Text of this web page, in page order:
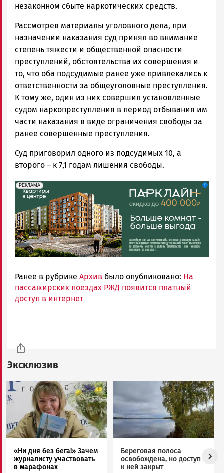
незаконном сбыте наркотических средств.
Рассмотрев материалы уголовного дела, при
назначении наказания суд принял во внимание
степень тяжести и общественной опасности
преступлений, обстоятельства их совершения и
то, что оба подсудимые ранее уже привлекались к
ответственности за общеуголовные преступления.
К тому же, один из них совершил установленные
судом наркопреступления в период отбывания им
части наказания в виде ограничения свободы за
ранее совершенные преступления.
Суд приговорил одного из подсудимых 10, а
второго – к 7,1 годам лишения свободы.
erid: 2SDnjdeSPnB
РЕКЛАМА
Реклама
Ранее в рубрике Архив было опубликовано: На
пассажирских поездах РЖД появится платный
доступ в интернет
Эксклюзив
Image
«Ни дня без бега!» Зачем
журналисту участвовать
в марафонах
Береговая полоса
освобождена, но доступ
к ней закрыт